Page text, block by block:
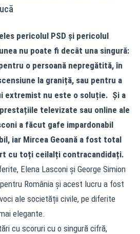
pericolul PSD și pericolul
nu poate fi decât una singură:
o persoană nepregătită, în
la graniță, sau pentru a
extremist nu este o soluție. Și a
televizate sau online ale
a făcut gafe impardonabil
iar Mircea Geoană a fost total
cu toți ceilalți contracandidați.
Elena Lasconi și George Simion
România și acest lucru a fost
ale societății civile, pe diferite
elegante.
cu scoruri cu o singură cifră,